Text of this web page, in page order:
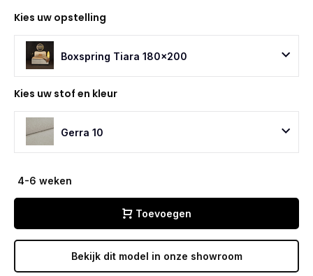
Kies uw opstelling
Boxspring Tiara 180x200
Kies uw stof en kleur
Gerra 10
4-6 weken
Toevoegen
Bekijk dit model in onze showroom